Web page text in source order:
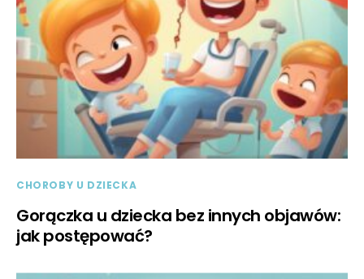
CHOROBY U DZIECKA
Gorączka u dziecka bez innych objawów:
jak postępować?